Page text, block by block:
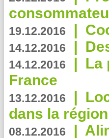
19.12.2016 |
14.12.2016 |
14.12.2016 | La
France
13.12.2016 |
dans la
08.12.2016 |